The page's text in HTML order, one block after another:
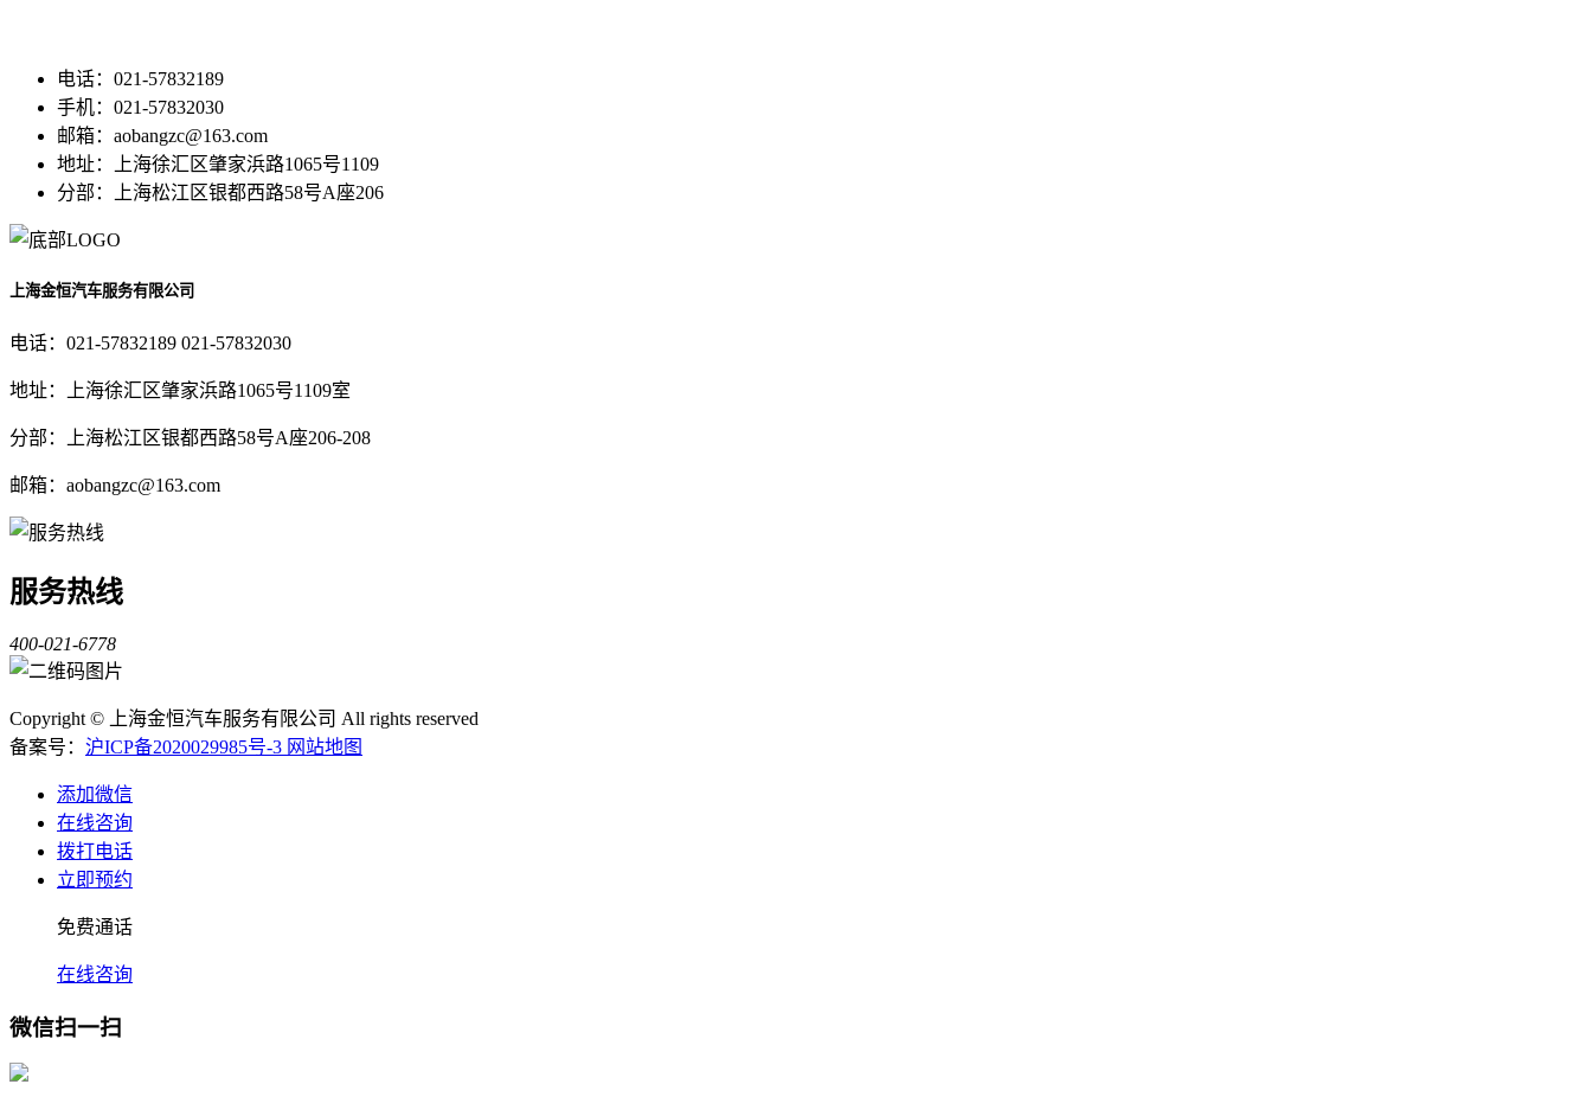
电话：021-57832189
手机：021-57832030
邮箱：aobangzc@163.com
地址：上海徐汇区肇家浜路1065号1109
分部：上海松江区银都西路58号A座206
上海金恒汽车服务有限公司
电话：021-57832189 021-57832030
地址：上海徐汇区肇家浜路1065号1109室
分部：上海松江区银都西路58号A座206-208
邮箱：aobangzc@163.com
服务热线
400-021-6778
Copyright © 上海金恒汽车服务有限公司 All rights reserved
备案号： 沪ICP备2020029985号-3 网站地图
添加微信
在线咨询
拨打电话
立即预约
免费通话
在线咨询
微信扫一扫